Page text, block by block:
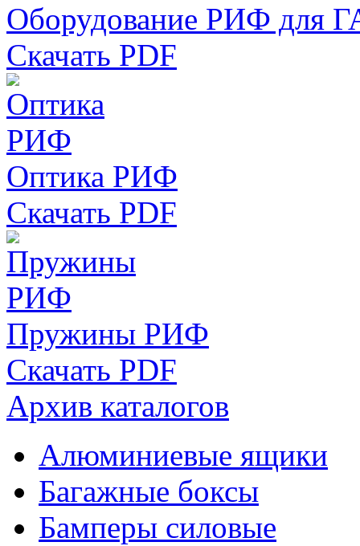
Оборудование РИФ для
Скачать PDF
Оптика РИФ
Скачать PDF
Пружины РИФ
Скачать PDF
Архив каталогов
Алюминиевые ящики
Багажные боксы
Бамперы силовые